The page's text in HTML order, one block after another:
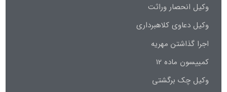
وکیل انحصار وراثت
وکیل دعاوی کلاهبرداری
اجرا گذاشتن مهریه
کمییسون ماده 12
وکیل چک برگشتی